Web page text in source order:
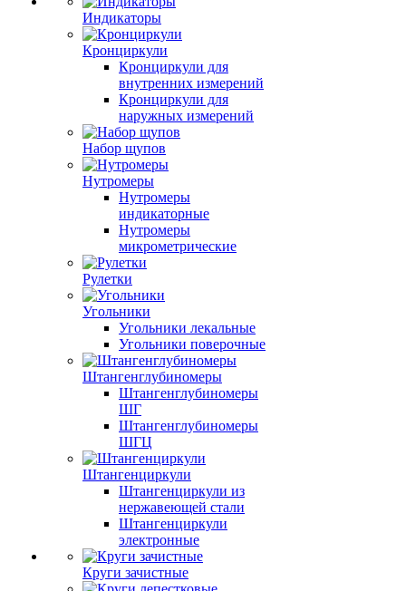
Индикаторы
Кронциркули
Кронциркули для
внутренних измерений
Кронциркули для
наружных измерений
Набор щупов
Нутромеры
Нутромеры
индикаторные
Нутромеры
микрометрические
Рулетки
Угольники
Угольники лекальные
Угольники поверочные
Штангенглубиномеры
Штангенглубиномеры
ШГ
Штангенглубиномеры
ШГЦ
Штангенциркули
Штангенциркули из
нержавеющей стали
Штангенциркули
электронные
Круги зачистные